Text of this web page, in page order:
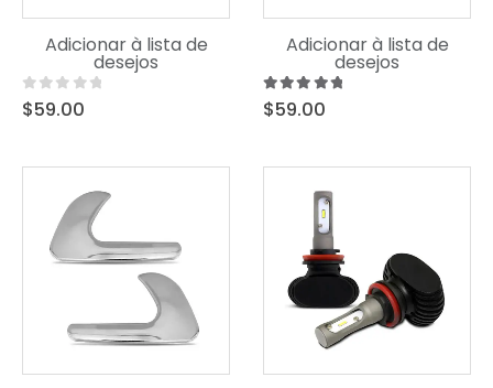
Adicionar à lista de
desejos
Product Short Name
0 out of 5
$59.00
Adicionar à lista de
desejos
Product Short Name
5.00 out of 5
$59.00